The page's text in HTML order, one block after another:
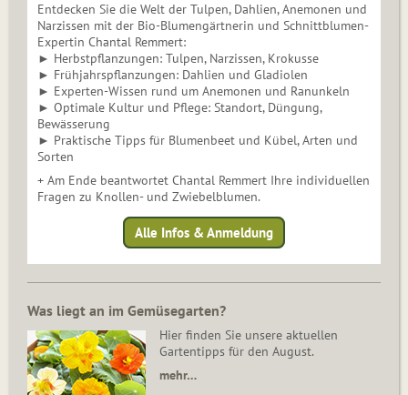
Entdecken Sie die Welt der Tulpen, Dahlien, Anemonen und
Narzissen mit der Bio-Blumengärtnerin und Schnittblumen-
Expertin Chantal Remmert:
► Herbstpflanzungen: Tulpen, Narzissen, Krokusse
► Frühjahrspflanzungen: Dahlien und Gladiolen
► Experten-Wissen rund um Anemonen und Ranunkeln
► Optimale Kultur und Pflege: Standort, Düngung,
Bewässerung
► Praktische Tipps für Blumenbeet und Kübel, Arten und
Sorten
+ Am Ende beantwortet Chantal Remmert Ihre individuellen
Fragen zu Knollen- und Zwiebelblumen.
Alle Infos & Anmeldung
Was liegt an im Gemüsegarten?
Hier finden Sie unsere aktuellen
Gartentipps für den August.
mehr…